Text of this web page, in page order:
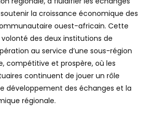
la croissance économique des
ouest-africain. Cette
des deux institutions de
au service d’une sous-région
compétitive et prospère, où les
continuent de jouer un rôle
développement des échanges et la
régionale.